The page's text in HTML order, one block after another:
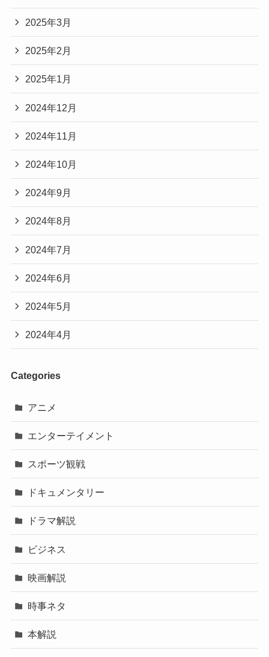
2025年3月
2025年2月
2025年1月
2024年12月
2024年11月
2024年10月
2024年9月
2024年8月
2024年7月
2024年6月
2024年5月
2024年4月
Categories
アニメ
エンターテイメント
スポーツ観戦
ドキュメンタリー
ドラマ解説
ビジネス
映画解説
時事ネタ
本解説